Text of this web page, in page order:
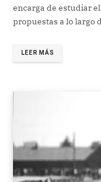
encarga de estudiar
propuestas a lo largo
LEER MÁS